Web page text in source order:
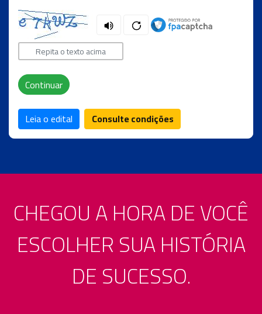
SOU
ALUNO
SOU
EX-
BENEFÍCIOS
OUVIDORIA
Continuar
Leia o edital
Consulte condições
CHEGOU A HORA DE VOCÊ
ESCOLHER SUA HISTÓRIA
DE SUCESSO.